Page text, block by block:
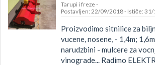
Tarupi i freze -
Postavljen: 22/09/2018- Ističe:
Proizvodimo sitnilice za
vucene, nosene, - 1,4m;
narudzbini - mulcere za
vinograde... Radimo